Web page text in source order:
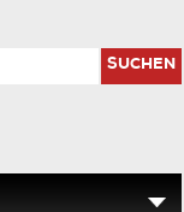
SUCHEN